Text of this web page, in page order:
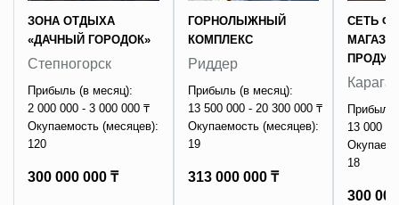
ЗОНА ОТДЫХА
«ДАЧНЫЙ ГОРОДОК»
Степногорск
Прибыль (в месяц):
2 000 000 - 3 000 000 ₸
Окупаемость (месяцев):
120
300 000 000 ₸
ГОРНОЛЫЖНЫЙ
КОМПЛЕКС
Риддер
Прибыль (в месяц):
13 500 000 - 20 300 000 ₸
Окупаемость (месяцев):
19
313 000 000 ₸
СЕТЬ
Прибыль
13 000
18
300